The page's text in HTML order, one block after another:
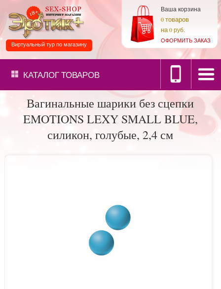
Ваша корзина
0товаров
на0 руб.
ОФОРМИТЬ ЗАКАЗ
Виртуальный тур по магазину
КАТАЛОГТОВАРОВ
Вагинальные шарики без сцепки
EMOTIONS LEXY SMALL BLUE,
силикон, голубые, 2,4 см